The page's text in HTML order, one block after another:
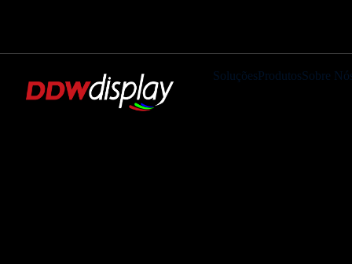
SoluçõesProdutosSobre